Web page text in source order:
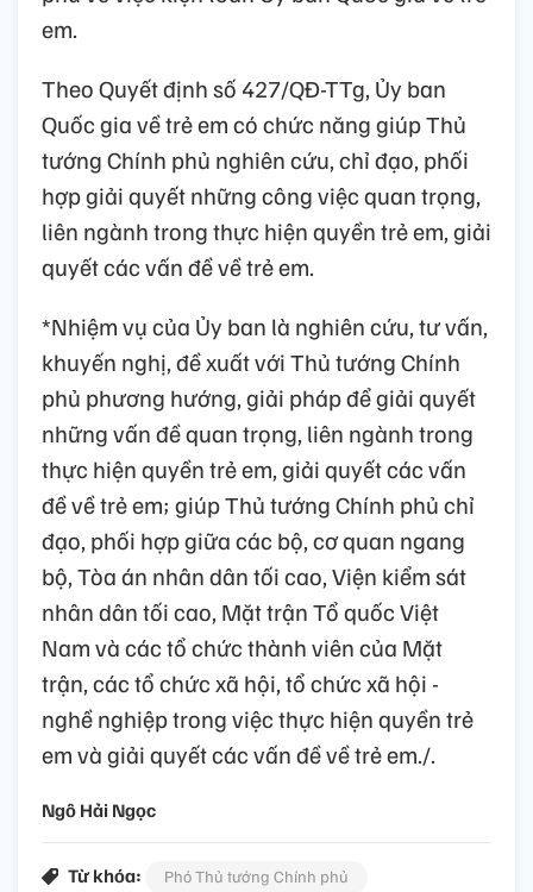
em.
Theo Quyết định số 427/QĐ-TTg, Ủy ban
Quốc gia về trẻ em có chức năng giúp Thủ
tướng Chính phủ nghiên cứu, chỉ đạo, phối
hợp giải quyết những công việc quan trọng,
liên ngành trong thực hiện quyền trẻ em, giải
quyết các vấn đề về trẻ em.
*Nhiệm vụ của Ủy ban là nghiên cứu, tư vấn,
khuyến nghị, đề xuất với Thủ tướng Chính
phủ phương hướng, giải pháp để giải quyết
những vấn đề quan trọng, liên ngành trong
thực hiện quyền trẻ em, giải quyết các vấn
đề về trẻ em; giúp Thủ tướng Chính phủ chỉ
đạo, phối hợp giữa các bộ, cơ quan ngang
bộ, Tòa án nhân dân tối cao, Viện kiểm sát
nhân dân tối cao, Mặt trận Tổ quốc Việt
Nam và các tổ chức thành viên của Mặt
trận, các tổ chức xã hội, tổ chức xã hội -
nghề nghiệp trong việc thực hiện quyền trẻ
em và giải quyết các vấn đề về trẻ em./.
Ngô Hải Ngọc
Từ khóa: Phó Thủ tướng Chính phủ